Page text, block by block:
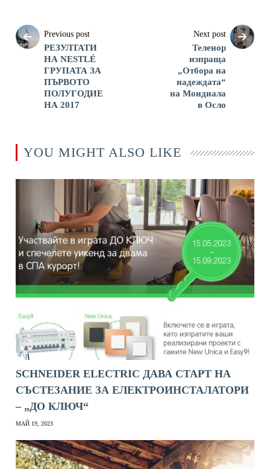
Previous post
РЕЗУЛТАТИ
НА NESTLÉ
ГРУПАТА ЗА
ПЪРВОТО
ПОЛУГОДИЕ
НА 2017
Next post
Теленор
изпраща
„Отбора на
надеждата“
на Мондиала
в Осло
YOU MIGHT ALSO LIKE
SCHNEIDER ELECTRIC ДАВА СТАРТ НА
СЪСТЕЗАНИЕ ЗА ЕЛЕКТРОИНСТАЛАТОРИ
– „ДО КЛЮЧ“
МАЙ 19, 2023